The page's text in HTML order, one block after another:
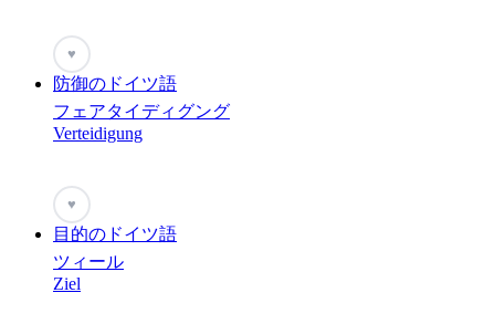
♥
防御のドイツ語
フェアタイディグング
Verteidigung
♥
目的のドイツ語
ツィール
Ziel